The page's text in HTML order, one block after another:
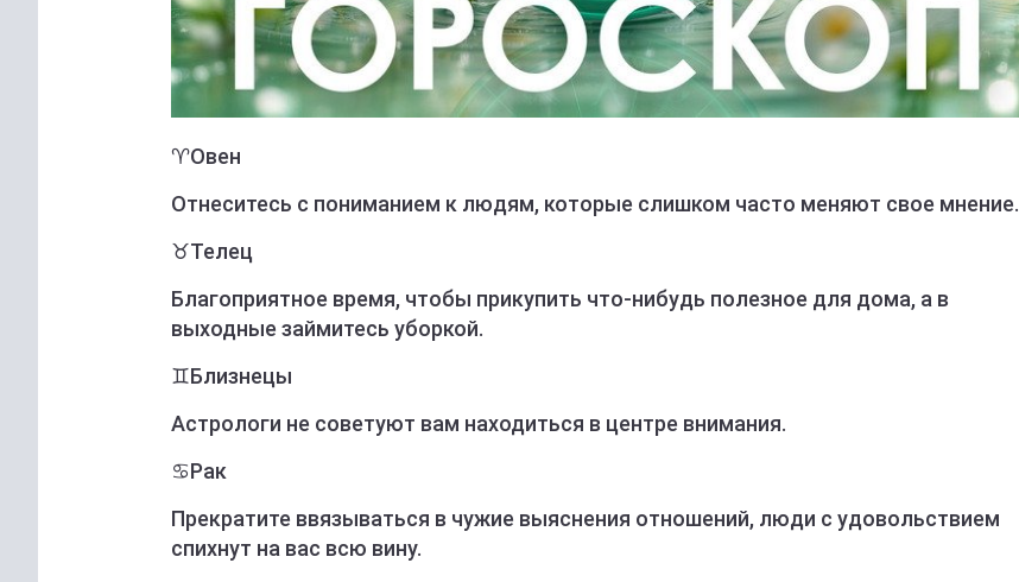
♈️Овен
Отнеситесь с пониманием к людям, которые слишком часто меняют свое мнение.
♉️Телец
Благоприятное время, чтобы прикупить что-нибудь полезное для дома, а в
выходные займитесь уборкой.
♊️Близнецы
Астрологи не советуют вам находиться в центре внимания.
♋️Рак
Прекратите ввязываться в чужие выяснения отношений, люди с удовольствием
спихнут на вас всю вину.